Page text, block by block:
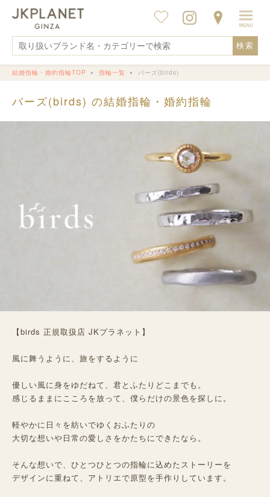
検索
結婚指輪・婚約指輪TOP 指輪一覧 バーズ(birds)
バーズ(birds) の結婚指輪・婚約指輪
【birds 正規取扱店 JKプラネット】
風に舞うように、旅をするように
優しい風に身をゆだねて、君とふたりどこまでも。
感じるままにこころを放って、僕らだけの景色を探しに。
軽やかに日々を紡いでゆくおふたりの
大切な想いや日常の愛しさをかたちにできたなら。
そんな想いで、ひとつひとつの指輪に込めたストーリーを
デザインに重ねて、アトリエで原型を手作りしています。